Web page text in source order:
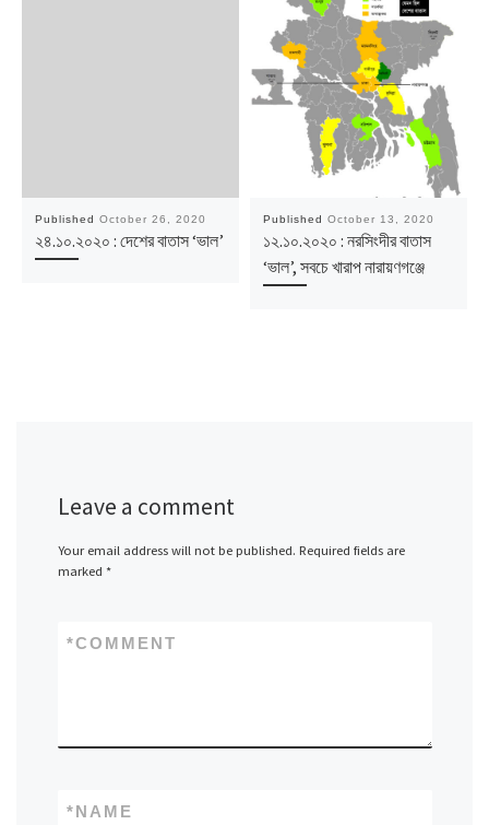
Published October 26, 2020
২৪.১০.২০২০ : দেশের বাতাস ‘ভাল’
Published October 13, 2020
১২.১০.২০২০ : নরসিংদীর বাতাস
‘ভাল’, সবচে খারাপ নারায়ণগঞ্জে
Leave a comment
Your email address will not be published. Required fields are
marked *
COMMENT
*
NAME
*